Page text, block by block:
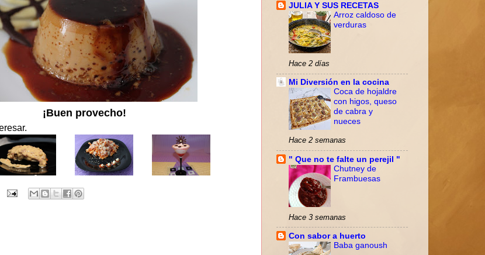
¡Buen provecho!
JULIA Y SUS RECETAS
Arroz caldoso de
verduras
Hace 2 días
Mi Diversión en la cocina
Coca de hojaldre
con higos, queso
de cabra y
nueces
Hace 2 semanas
" Que no te falte un perejil "
Chutney de
Frambuesas
Hace 3 semanas
Con sabor a huerto
Baba ganoush